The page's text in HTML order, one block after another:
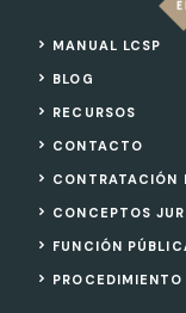
MANUAL LCSP
BLOG
RECURSOS
CONTACTO
CONTRATACIÓN
CONCEPTOS
FUNCIÓN